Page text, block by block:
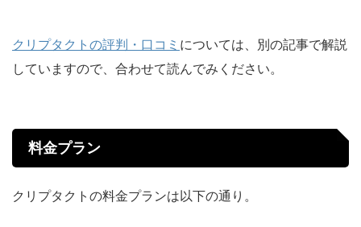
クリプタクトの評判・口コミ については、別の記事で解説
していますので、合わせて読んでみください。
料金プラン
クリプタクトの料金プランは以下の通り。